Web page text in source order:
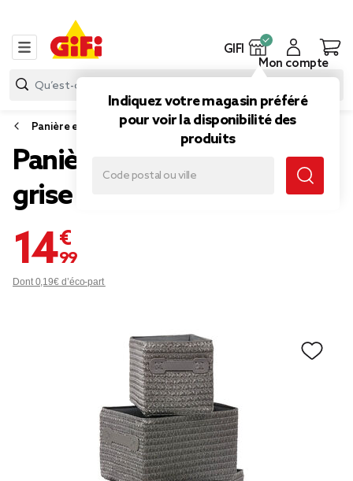
GIFI
Indiquez votre magasin préféré
pour voir la disponibilité des
produits
Mon compte
Panière et boîte de rangement
Panière de rangement
grise effet tressé x3
14,99 €
Dont 0,19€ d’éco-part